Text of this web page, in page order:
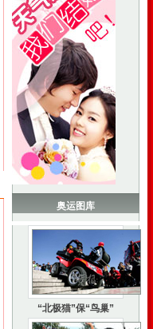
奥运图库
“北极猫”保“鸟巢”